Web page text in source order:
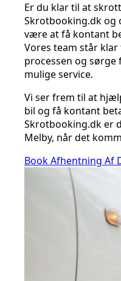
Er du klar til at
Skrotbooking.dk og
være at få kontant
Vores team står
processen og sørge
mulige service.
Vi ser frem til at
bil og få kontant
Skrotbooking.dk er
Melby, når det
Book Afhentning Af